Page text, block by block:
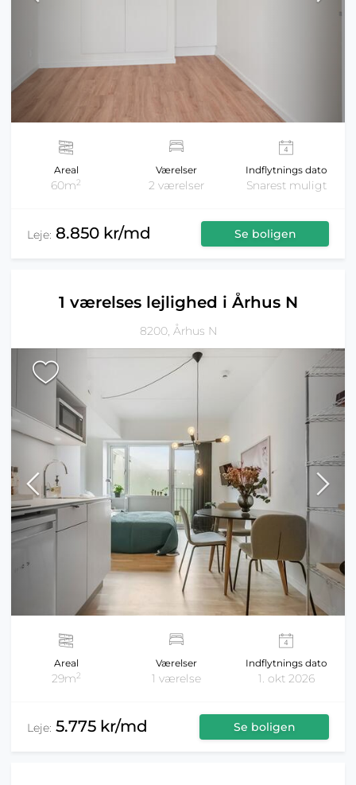
Areal
60m2
Værelser
2 værelser
Indflytnings dato
Snarest muligt
Leje: 8.850 kr/md Se boligen
1 værelses lejlighed i Århus N
8200, Århus N
Areal
29m2
Værelser
1 værelse
Indflytnings dato
1. okt 2026
Leje: 5.775 kr/md Se boligen